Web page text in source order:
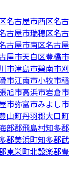
名古屋市西区名古
古屋市瑞穂区名古
古屋市南区名古屋
屋市天白区豊橋市
市津島市碧南市刈
市江南市小牧市稲
旭市高浜市岩倉市
市弥富市みよし市
山町丹羽郡大口町
部郡飛島村知多郡
郡美浜町知多郡武
東栄町北設楽郡豊